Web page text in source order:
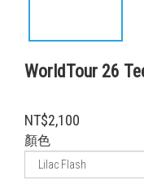
WorldTour 26
NT$2,100
顏色